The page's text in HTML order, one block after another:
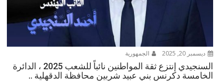
ديسمبر 20, 2025 الجمهورية
السنجيدي إنتزع ثقة المواطنين نائباً للشعب 2025 ، الدائرة
الخامسة دكرنس بني عبيد شربين محافظة الدقهلية ..